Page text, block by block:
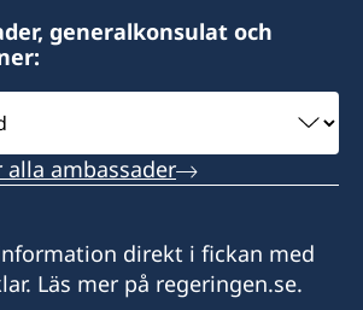
generalkonsulat och
alla ambassader
direkt i fickan med
Läs mer på regeringen.se.